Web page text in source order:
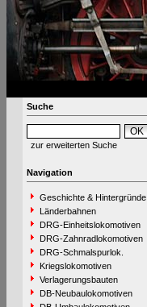
Suche
zur erweiterten Suche
Navigation
Geschichte & Hintergründe
Länderbahnen
DRG-Einheitslokomotiven
DRG-Zahnradlokomotiven
DRG-Schmalspurlok.
Kriegslokomotiven
Verlagerungsbauten
DB-Neubaulokomotiven